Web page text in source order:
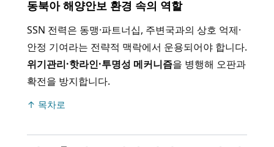
동북아 해양안보 환경 속의 역할
SSN 전력은 동맹·파트너십, 주변국과의 상호 억제·
안정 기여라는 전략적 맥락에서 운용되어야 합니다.
위기관리·핫라인·투명성 메커니즘을 병행해 오판과
확전을 방지합니다.
↑ 목차로